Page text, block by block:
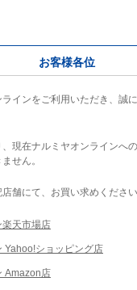
お客様各位
インをご利用いただき、誠
現在ナルミヤオンラインへ
せん。
舗にて、お買い求めください
天市場店
Yahoo!ショッピング店
Amazon店